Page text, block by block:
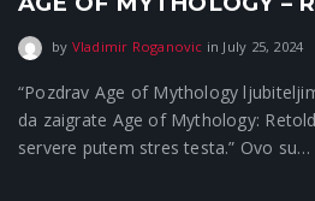
by Vladimir Roganovic in July 25, 2024
“Pozdrav Age of Mythology
da zaigrate Age of Mythology:
servere putem stres testa.” Ovo su…